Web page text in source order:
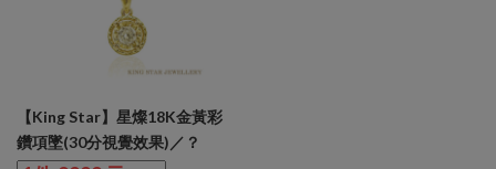
【King Star】星燦18K金黃彩
鑽項墜(30分視覺效果)／？